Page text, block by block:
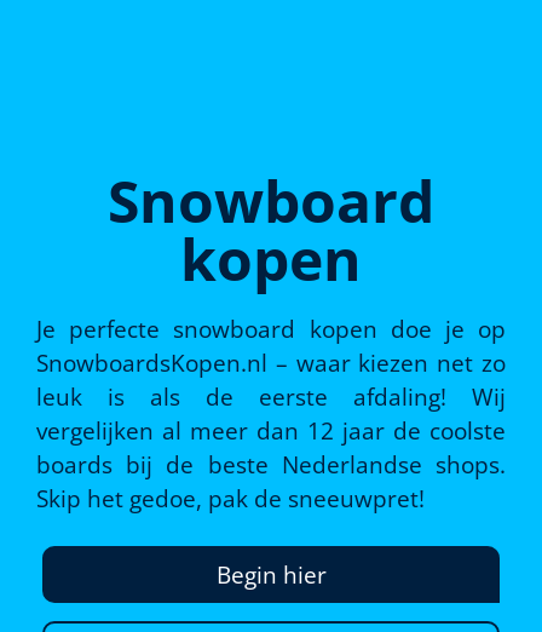
Snowboard
kopen
Je perfecte snowboard kopen doe je op
SnowboardsKopen.nl – waar kiezen net zo
leuk is als de eerste afdaling! Wij
vergelijken al meer dan 12 jaar de coolste
boards bij de beste Nederlandse shops.
Skip het gedoe, pak de sneeuwpret!
Begin hier